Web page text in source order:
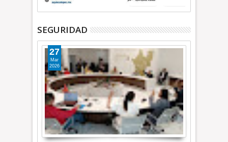
SEGURIDAD
27
Mar
2026